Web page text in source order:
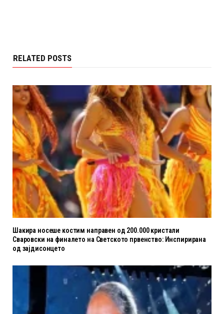
RELATED POSTS
Шакира носеше костим направен од 200.000 кристали
Сваровски на финалето на Светското првенство: Инспирирана
од зајдисонцето